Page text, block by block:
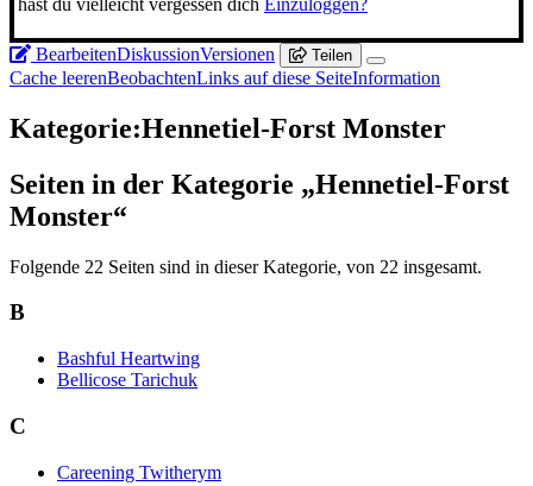
hast du vielleicht vergessen dich Einzuloggen?
BearbeitenDiskussionVersionen Teilen
Cache leerenBeobachtenLinks auf diese SeiteInformation
Kategorie:Hennetiel-Forst Monster
Seiten in der Kategorie „Hennetiel-Forst
Monster“
Folgende 22 Seiten sind in dieser Kategorie, von 22 insgesamt.
B
Bashful Heartwing
Bellicose Tarichuk
C
Careening Twitherym